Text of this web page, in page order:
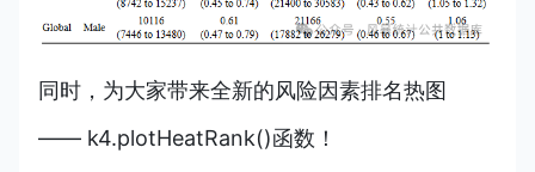
同时，为大家带来全新的风险因素排名热图
—— k4.plotHeatRank()函数！